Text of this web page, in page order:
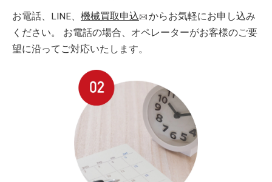
お電話、LINE、 機械買取申込
からお気軽にお申し込み
ください。 お電話の場合、オペレーターがお客様のご要
望に沿ってご対応いたします。